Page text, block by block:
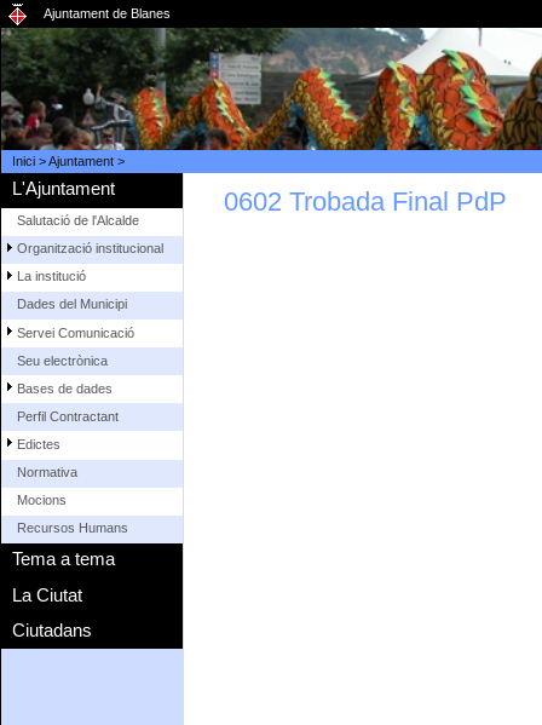
Ajuntament de Blanes
Inici>Ajuntament>
L'Ajuntament
Salutació de l'Alcalde
Organització institucional
La institució
Dades del Municipi
Servei Comunicació
Seu electrònica
Bases de dades
Perfil Contractant
Edictes
Normativa
Mocions
Recursos Humans
Tema a tema
La Ciutat
Ciutadans
0602 Trobada Final PdP